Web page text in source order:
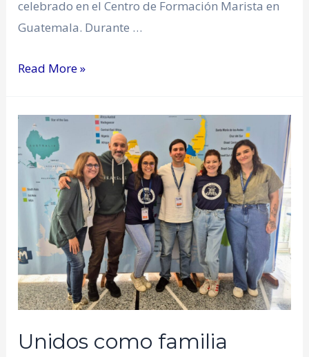
celebrado en el Centro de Formación Marista en
Guatemala. Durante …
Read More »
Unidos como familia